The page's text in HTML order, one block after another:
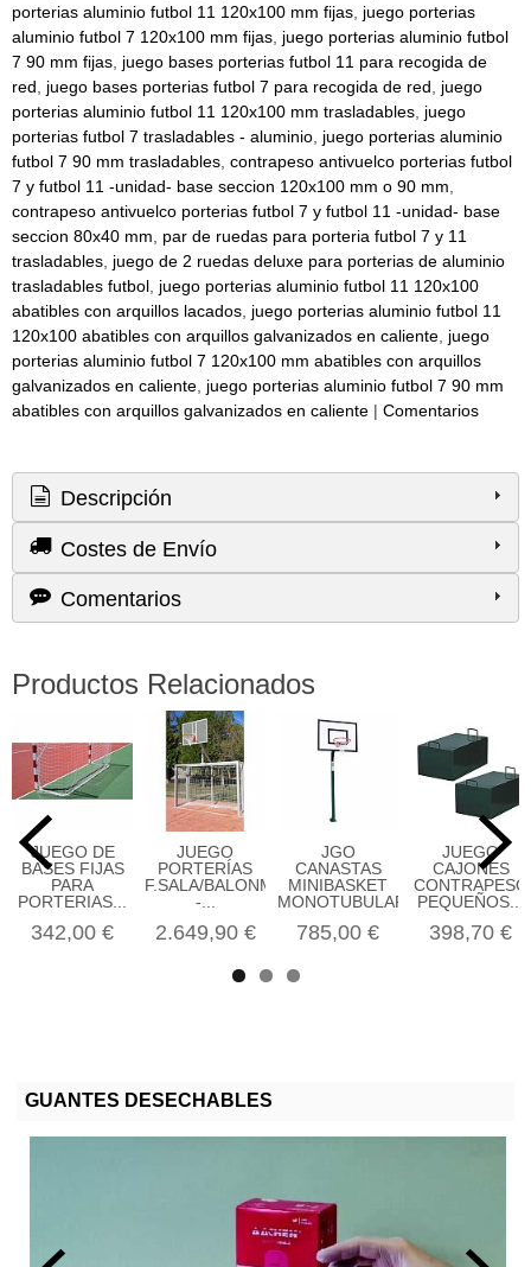
GUANTES DESECHABLES
porterias aluminio futbol 11 120x100 mm fijas juego porterias
aluminio futbol 7 120x100 mm fijas juego porterias aluminio futbol
7 90 mm fijas juego bases porterias futbol 11 para recogida de
red
juego bases porterias futbol 7 para recogida de red
juego
porterias aluminio futbol 11 120x100 mm trasladables juego
porterias futbol 7 trasladables - aluminio juego porterias aluminio
futbol 7 90 mm trasladables contrapeso antivuelco porterias futbol
7 y futbol 11 -unidad- base seccion 120x100 mm o 90 mm
contrapeso antivuelco porterias futbol 7 y futbol 11 -unidad- base
seccion 80x40 mm
par de ruedas para porteria futbol 7 y 11
trasladables juego de 2 ruedas deluxe para porterias de aluminio
trasladables futbol juego porterias aluminio futbol 11 120x100
abatibles con arquillos lacados juego porterias aluminio futbol 11
120x100 abatibles con arquillos galvanizados en caliente juego
porterias aluminio futbol 7 120x100 mm abatibles con arquillos
galvanizados en caliente juego porterias aluminio futbol 7 90 mm
abatibles con arquillos galvanizados en caliente | Comentarios
Descripción
Costes de Envío
Comentarios
Productos Relacionados
JUEGO DE
BASES FIJAS
PARA
PORTERIAS...
342,00 €
JUEGO
PORTERÍAS
F.SALA/BALONMANO
-...
2.649,90 €
JGO
CANASTAS
MINIBASKET
MONOTUBULAR...
785,00 €
JUEGO
CAJONES
CONTRAPESO
PEQUEÑOS...
398,70 €